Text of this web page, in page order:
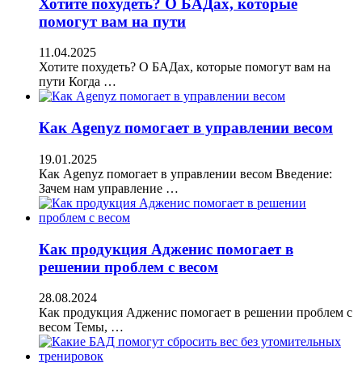
помогут вам на пути
11.04.2025
Хотите похудеть? О БАДах, которые помогут вам на
пути Когда …
Как Agenyz помогает в управлении весом
19.01.2025
Как Agenyz помогает в управлении весом Введение:
Зачем нам управление …
Как продукция Адженис помогает в
решении проблем с весом
28.08.2024
Как продукция Адженис помогает в решении проблем с
весом Темы, …